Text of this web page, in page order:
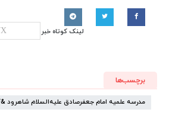
لینک کوتاه خبر
برچسب‌ها
مدرسه علمیه امام جعفرصادق علیه‌السلام شاهرود &amp;#x2F;سمنان